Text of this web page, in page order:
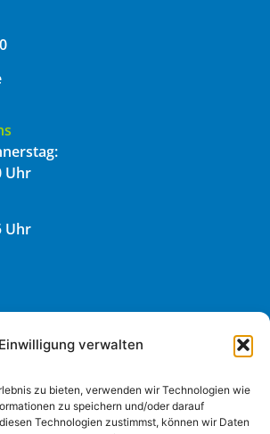
Einwilligung verwalten
zu bieten, verwenden wir Technologien wie
zu speichern und/oder darauf
Technologien zustimmst, können wir Daten
Uhr
Uhr